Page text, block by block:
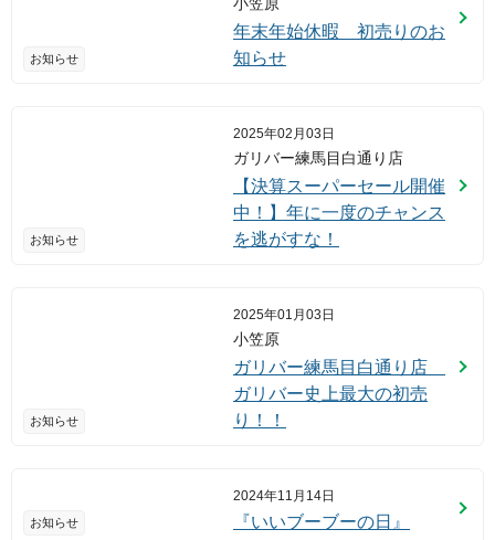
お知らせ
年末年始休暇 初売りのお
知らせ
お知らせ
2025年02月03日
ガリバー練馬目白通り店
【決算スーパーセール開催
中！】年に一度のチャンス
を逃がすな！
お知らせ
2025年01月03日
小笠原
ガリバー練馬目白通り店
ガリバー史上最大の初売
り！！
お知らせ
2024年11月14日
『いいブーブーの日』